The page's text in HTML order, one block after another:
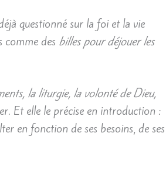
questionné sur la foi et la vie
comme des billes pour déjouer les
la liturgie, la volonté de Dieu,
Et elle le précise en introduction :
en fonction de ses besoins, de ses